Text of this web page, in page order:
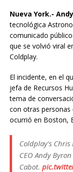
Nueva York.-
tecnológica
comunicado
que se volvió viral
Coldplay.
El incidente, en el
jefa de Recursos
tema de
con otras personas
ocurrió en Boston,
Coldplay's
CEO Andy
Cabot.